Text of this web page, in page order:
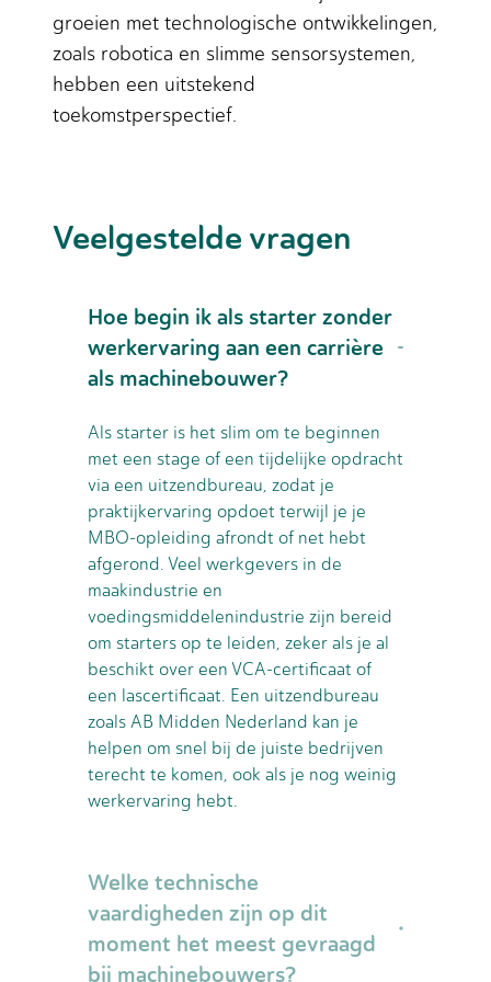
groeien met technologische ontwikkelingen,
zoals robotica en slimme sensorsystemen,
hebben een uitstekend
toekomstperspectief.
Veelgestelde vragen
Hoe begin ik als starter zonder
werkervaring aan een carrière
als machinebouwer?
Als starter is het slim om te beginnen
met een stage of een tijdelijke opdracht
via een uitzendbureau, zodat je
praktijkervaring opdoet terwijl je je
MBO-opleiding afrondt of net hebt
afgerond. Veel werkgevers in de
maakindustrie en
voedingsmiddelenindustrie zijn bereid
om starters op te leiden, zeker als je al
beschikt over een VCA-certificaat of
een lascertificaat. Een uitzendbureau
zoals AB Midden Nederland kan je
helpen om snel bij de juiste bedrijven
terecht te komen, ook als je nog weinig
werkervaring hebt.
Welke technische
vaardigheden zijn op dit
moment het meest gevraagd
bij machinebouwers?